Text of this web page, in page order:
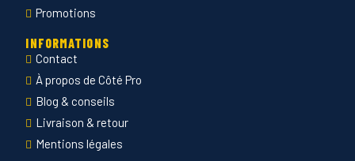
Promotions
INFORMATIONS
Contact
À propos de Côté Pro
Blog & conseils
Livraison & retour
Mentions légales